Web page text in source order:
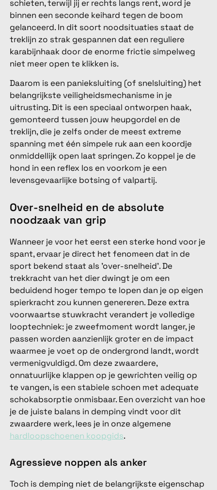
schieten, terwijl jij er rechts langs rent, word je
binnen een seconde keihard tegen de boom
gelanceerd. In dit soort noodsituaties staat de
treklijn zo strak gespannen dat een reguliere
karabijnhaak door de enorme frictie simpelweg
niet meer open te klikken is.
Daarom is een panieksluiting (of snelsluiting) het
belangrijkste veiligheidsmechanisme in je
uitrusting. Dit is een speciaal ontworpen haak,
gemonteerd tussen jouw heupgordel en de
treklijn, die je zelfs onder de meest extreme
spanning met één simpele ruk aan een koordje
onmiddellijk open laat springen. Zo koppel je de
hond in een reflex los en voorkom je een
levensgevaarlijke botsing of valpartij.
Over-snelheid en de absolute
noodzaak van grip
Wanneer je voor het eerst een sterke hond voor je
spant, ervaar je direct het fenomeen dat in de
sport bekend staat als 'over-snelheid'. De
trekkracht van het dier dwingt je om een
beduidend hoger tempo te lopen dan je op eigen
spierkracht zou kunnen genereren. Deze extra
voorwaartse stuwkracht verandert je volledige
looptechniek: je zweefmoment wordt langer, je
passen worden aanzienlijk groter en de impact
waarmee je voet op de ondergrond landt, wordt
vermenigvuldigd. Om deze zwaardere,
onnatuurlijke klappen op je gewrichten veilig op
te vangen, is een stabiele schoen met adequate
schokabsorptie onmisbaar. Een overzicht van hoe
je de juiste balans in demping vindt voor dit
zwaardere werk, lees je in onze algemene
hardloopschoenen koopgids.
Agressieve noppen als anker
Toch is demping niet de belangrijkste eigenschap